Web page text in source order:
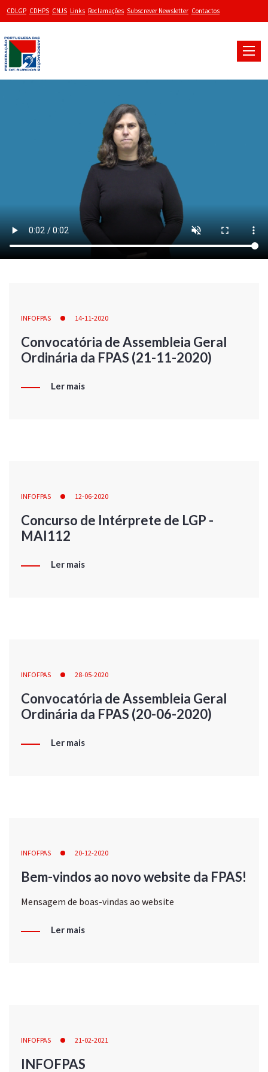
CDLGP CDHPS CNJS Links Reclamações Subscrever Newsletter Contactos
Toggle
INFOFPAS 14-11-2020
Convocatória de Assembleia Geral
Ordinária da FPAS (21-11-2020)
Ler mais
INFOFPAS 12-06-2020
Concurso de Intérprete de LGP -
MAI112
Ler mais
INFOFPAS 28-05-2020
Convocatória de Assembleia Geral
Ordinária da FPAS (20-06-2020)
Ler mais
INFOFPAS 20-12-2020
Bem-vindos ao novo website da FPAS!
Mensagem de boas-vindas ao website
Ler mais
INFOFPAS 21-02-2021
INFOFPAS